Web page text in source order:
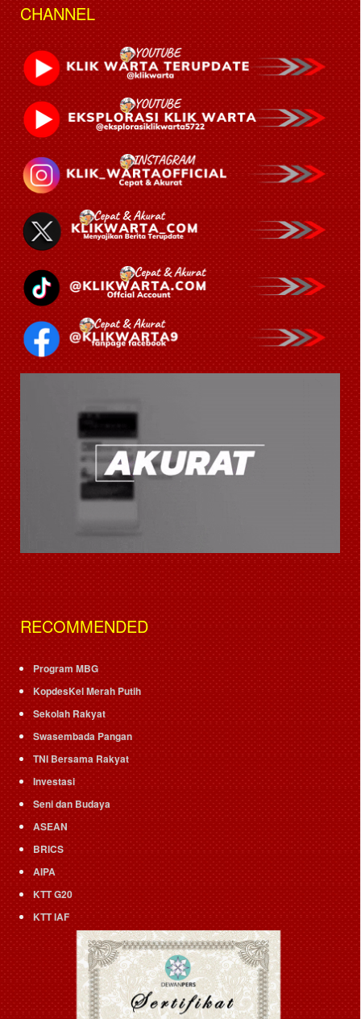
CHANNEL
RECOMMENDED
Program MBG
KopdesKel Merah Putih
Sekolah Rakyat
Swasembada Pangan
TNI Bersama Rakyat
Investasi
Seni dan Budaya
ASEAN
BRICS
AIPA
KTT G20
KTT IAF